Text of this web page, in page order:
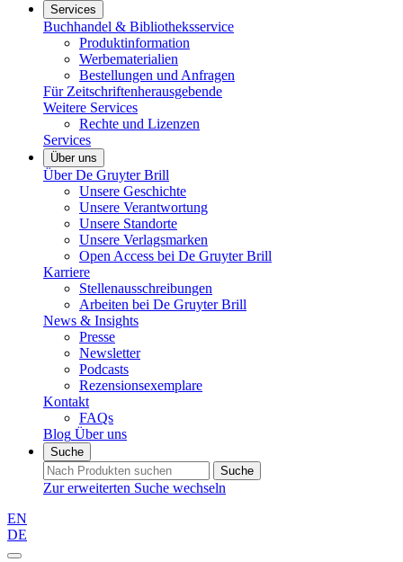
Services
Buchhandel & Bibliotheksservice
Produktinformation
Werbematerialien
Bestellungen und Anfragen
Für Zeitschriftenherausgebende
Weitere Services
Rechte und Lizenzen
Services
Über uns
Über De Gruyter Brill
Unsere Geschichte
Unsere Verantwortung
Unsere Standorte
Unsere Verlagsmarken
Open Access bei De Gruyter Brill
Karriere
Stellenausschreibungen
Arbeiten bei De Gruyter Brill
News & Insights
Presse
Newsletter
Podcasts
Rezensionsexemplare
Kontakt
FAQs
Blog Über uns
Suche
Suche
Zur erweiterten Suche wechseln
EN
DE